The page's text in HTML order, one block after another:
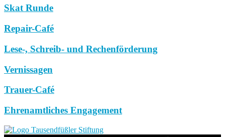
Skat Runde
Repair-Café
Lese-, Schreib- und Rechenförderung
Vernissagen
Trauer-Café
Ehrenamtliches Engagement